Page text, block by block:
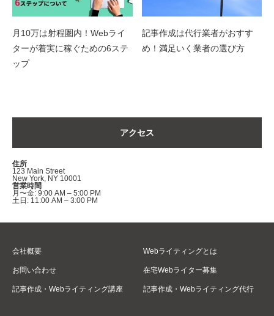
月10万は射程圏内！Webライ
ターが着実に稼ぐための6ステ
ップ
記事作成は代行業者がおすす
め！満足いく業者の選び方
アクセス
住所
123 Main Street
New York, NY 10001
営業時間
月〜金: 9:00 AM – 5:00 PM
土日: 11:00 AM – 3:00 PM
会社概要
お問い合わせ
記事作成・Webライティング講座
Webライティングとは
在宅Webライター募集
記事作成・Webライティング代行